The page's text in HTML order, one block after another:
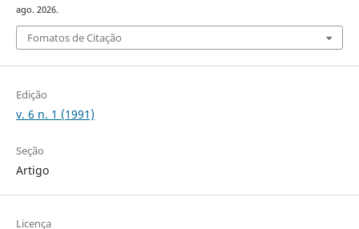
ago. 2026.
Fomatos de Citação
Edição
v. 6 n. 1 (1991)
Seção
Artigo
Licença